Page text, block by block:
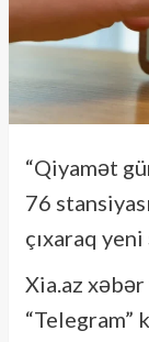
“Qiyamət
76
çıxaraq
Xia.az
“Telegram”